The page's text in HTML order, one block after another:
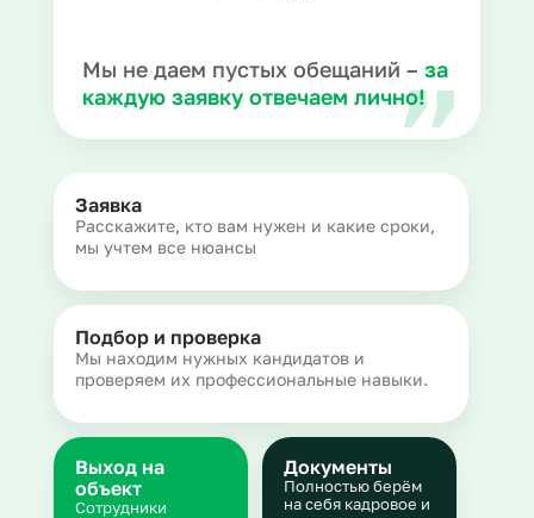
Мы не даем пустых обещаний – за
каждую заявку отвечаем лично!
Заявка
Расскажите, кто вам нужен и какие сроки,
мы учтем все нюансы
Подбор и проверка
Мы находим нужных кандидатов и
проверяем их профессиональные навыки.
Документы
Полностью берём
на себя кадровое и
Выход на
объект
Сотрудники